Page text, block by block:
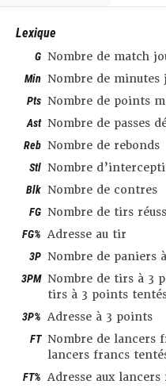
Lexique
G Nombre de match
Min Nombre de minutes
Pts Nombre de points
Ast Nombre de passes
Reb Nombre de rebonds
Stl Nombre
Blk Nombre de contres
FG Nombre de tirs
FG% Adresse au tir
3P Nombre de paniers
3PM Nombre de tirs à 3
tirs à 3 points
3P% Adresse à 3 points
FT Nombre de lancers
lancers francs
FT% Adresse aux lancers